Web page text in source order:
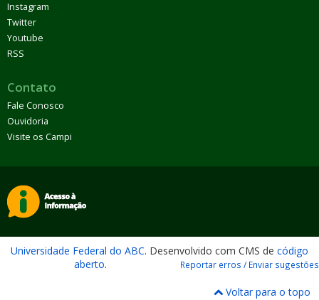
Instagram
Twitter
Youtube
RSS
Contato
Fale Conosco
Ouvidoria
Visite os Campi
Universidade Federal do ABC. Desenvolvido com CMS de código
aberto. Reportar erros / Enviar sugestões
Voltar para o topo